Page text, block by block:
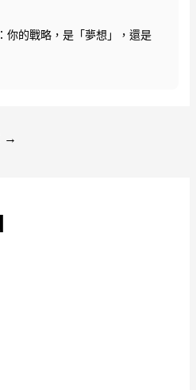
你的戰略，是「夢想」，還是
→